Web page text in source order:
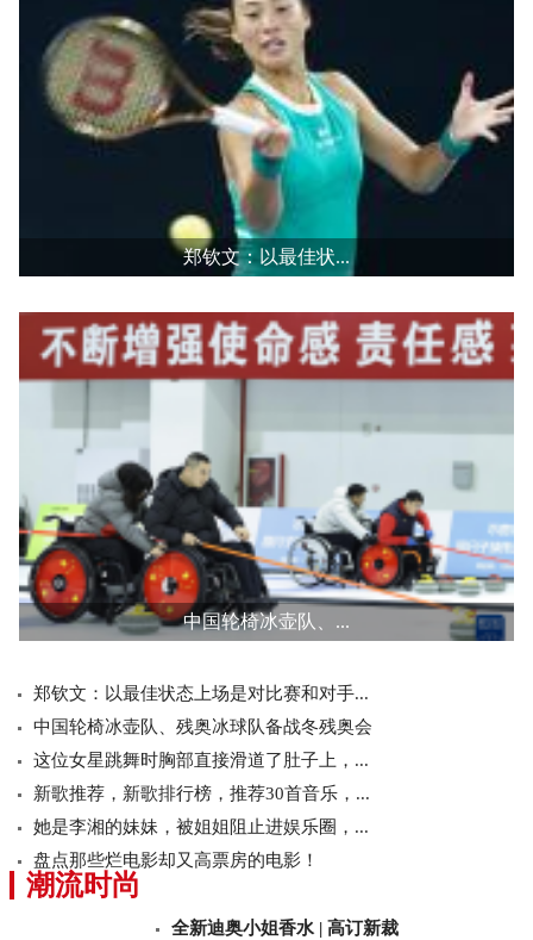
郑钦文：以最佳状...
中国轮椅冰壶队、...
郑钦文：以最佳状态上场是对比赛和对手...
中国轮椅冰壶队、残奥冰球队备战冬残奥会
这位女星跳舞时胸部直接滑道了肚子上，...
新歌推荐，新歌排行榜，推荐30首音乐，...
她是李湘的妹妹，被姐姐阻止进娱乐圈，...
盘点那些烂电影却又高票房的电影！
潮流时尚
全新迪奥小姐香水 | 高订新裁